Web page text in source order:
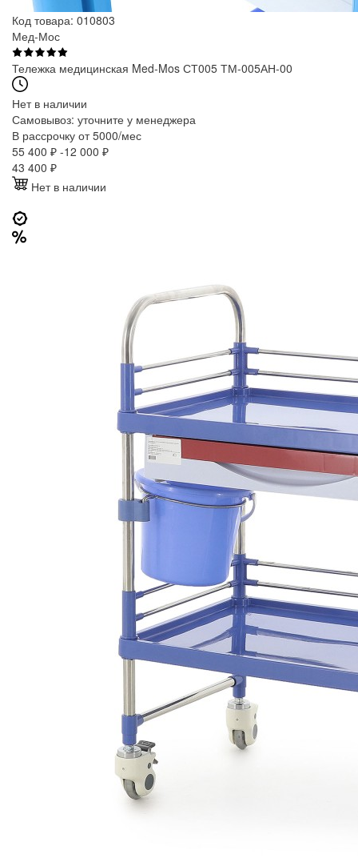
Код товара: 010803
Мед-Мос
Тележка медицинская Med-Mos СТ005 ТМ-005АН-00
Нет в наличии
Самовывоз: уточните у менеджера
В рассрочку от 5000/мес
55 400 ₽ -12 000 ₽
43 400 ₽
Нет в наличии